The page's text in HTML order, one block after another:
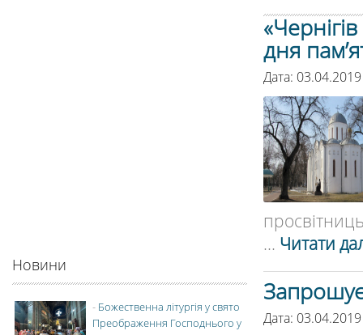
дня
Дата:
... Читати
Дата:
Новини
- Божественна літургія у свято
Преображення Господнього у